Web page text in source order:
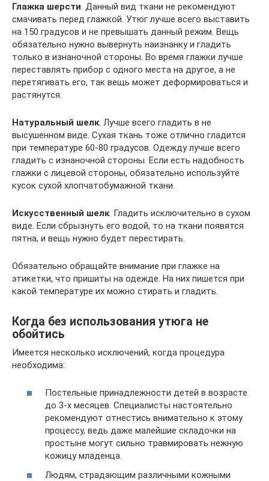
Глажка шерсти. Данный вид ткани не рекомендуют
смачивать перед глажкой. Утюг лучше всего выставить
на 150 градусов и не превышать данный режим. Вещь
обязательно нужно вывернуть наизнанку и гладить
только в изнаночной стороны. Во время глажки лучше
переставлять прибор с одного места на другое, а не
перетягивать его, так вещь может деформироваться и
растянутся.
Натуральный шелк. Лучше всего гладить в не
высушенном виде. Сухая ткань тоже отлично гладится
при температуре 60-80 градусов. Одежду лучше всего
гладить с изнаночной стороны. Если есть надобность
глажки с лицевой стороны, обязательно используйте
кусок сухой хлопчатобумажной ткани.
Искусственный шелк. Гладить исключительно в сухом
виде. Если сбрызнуть его водой, то на ткани появятся
пятна, и вещь нужно будет перестирать.
Обязательно обращайте внимание при глажке на
этикетки, что пришиты на одежде. На них пишется при
какой температуре их можно стирать и гладить.
Когда без использования утюга не
обойтись
Имеется несколько исключений, когда процедура
необходима:
Постельные принадлежности детей в возрасте
до 3-х месяцев. Специалисты настоятельно
рекомендуют отнестись внимательно к этому
процессу, ведь даже малейшие складочки на
простыне могут сильно травмировать нежную
кожицу младенца.
Людям, страдающим различными кожными